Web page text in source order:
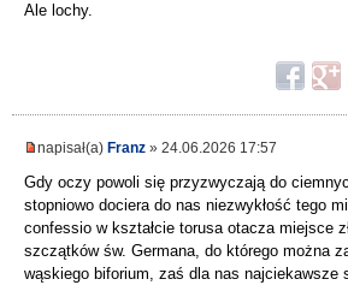
Ale lochy.
napisał(a) Franz » 24.06.2026 17:57
Gdy oczy powoli się przyzwyczają do
stopniowo dociera do nas niezwykłość tego
confessio w kształcie torusa otacza miejsce
szczątków św. Germana, do którego można
wąskiego biforium, zaś dla nas najciekawsze